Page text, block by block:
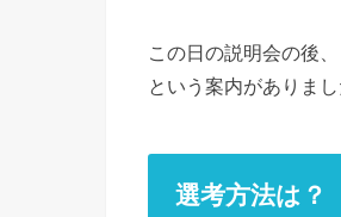
この日の説明会の後
という案内がありまし
選考方法は？